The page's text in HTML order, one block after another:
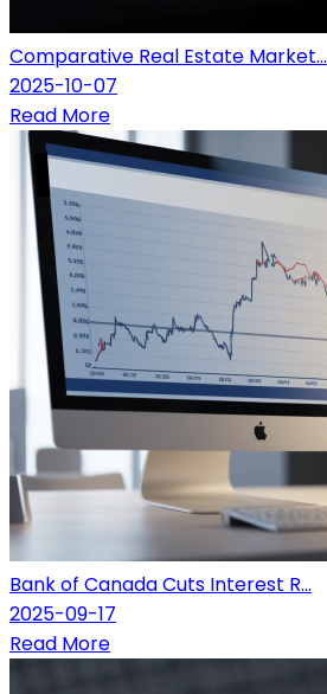
Comparative Real Estate Market...
2025-10-07
Read More
Bank of Canada Cuts Interest R...
2025-09-17
Read More